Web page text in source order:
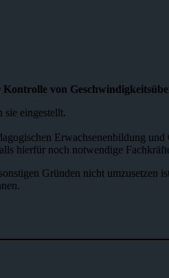
von
sie eingestellt.
Erwachsenenbildung
hierfür noch notwendige
Gründen nicht umzusetzen